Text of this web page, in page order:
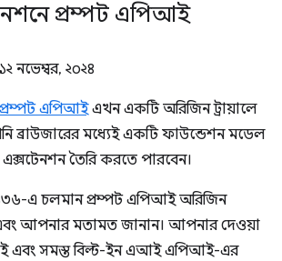
প্রম্পট এপিআই
নভেম্বর, ২০২৪
এপিআইএখন একটি অরিজিন ট্রায়ালে
মধ্যেই একটি ফাউন্ডেশন মডেল
তৈরি করতে পারবেন।
এ চলমান প্রম্পট এপিআই অরিজিন
এবং আপনার মতামত জানান। আপনার দেওয়া
এবং সমস্ত বিল্ট-ইন এআই এপিআই-এর